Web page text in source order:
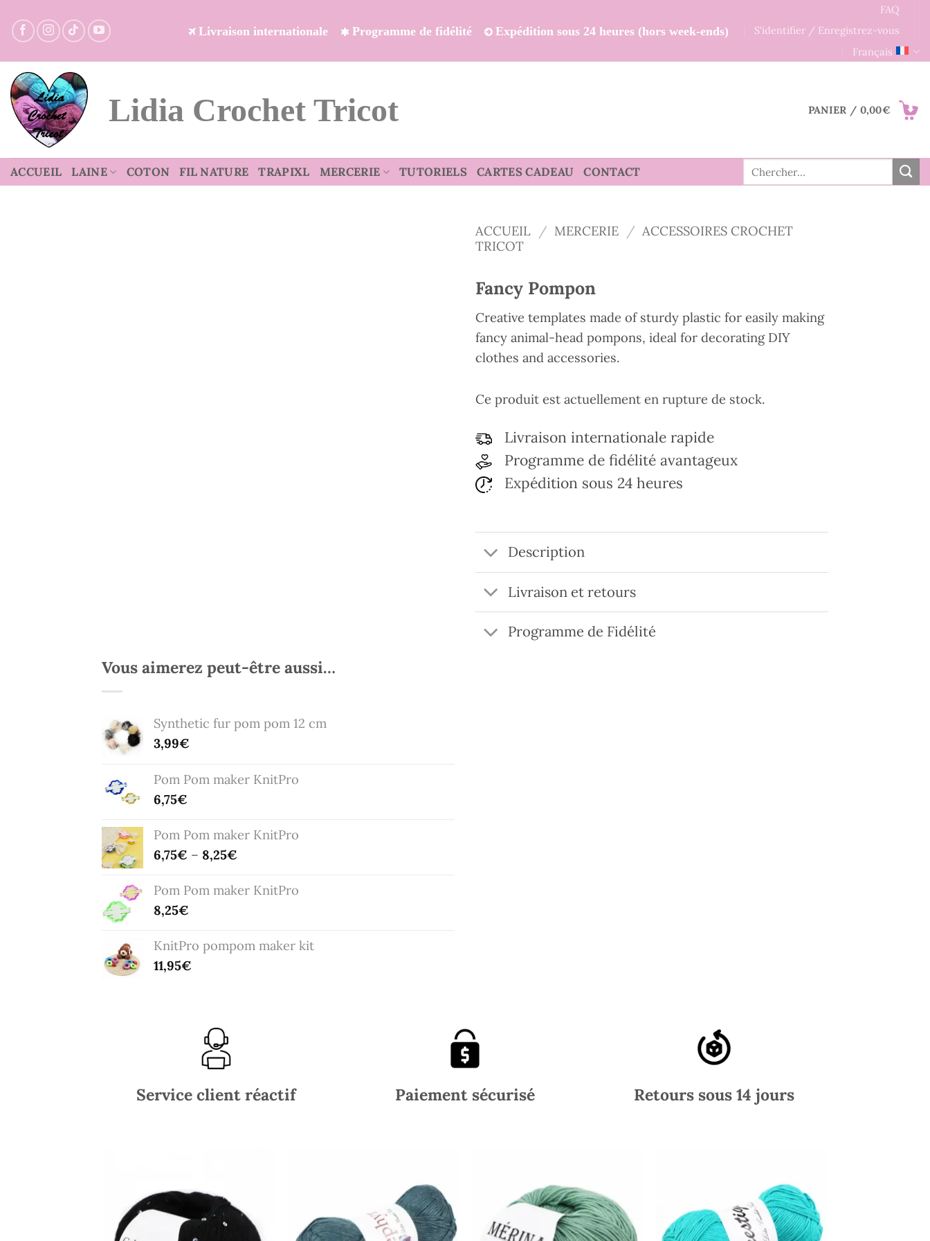
au
Livraison internationale Programme de fidélité Expédition sous 24 heures (hors week-ends)
FAQ
S'identifier / Enregistrez-vous
Français
Lidia Crochet Tricot PANIER / 0,00€
ACCUEIL LAINE COTON FIL NATURE TRAPIXL MERCERIE TUTORIELS CARTES CADEAU CONTACT
Recherche
pour :
Vous aimerez peut-être aussi…
Synthetic fur pom pom 12 cm
3,99€
Pom Pom maker KnitPro
6,75€
Pom Pom maker KnitPro
6,75€ – 8,25€
Pom Pom maker KnitPro
8,25€
KnitPro pompom maker kit
11,95€
ACCUEIL / MERCERIE / ACCESSOIRES CROCHET
TRICOT
Fancy Pompon
Creative templates made of sturdy plastic for easily making
fancy animal-head pompons, ideal for decorating DIY
clothes and accessories.
Ce produit est actuellement en rupture de stock.
Livraison internationale rapide
Programme de fidélité avantageux
Expédition sous 24 heures
Description
Livraison et retours
Programme de Fidélité
Service client réactif Paiement sécurisé Retours sous 14 jours